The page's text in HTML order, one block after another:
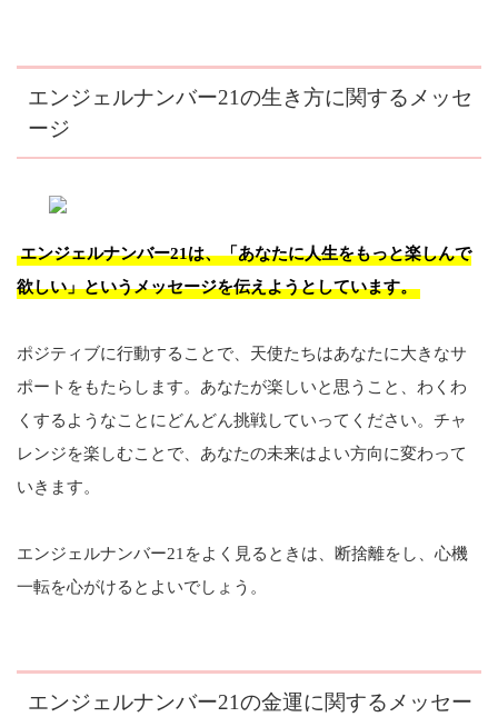
エンジェルナンバー21の生き方に関するメッセ
ージ
エンジェルナンバー21は、「あなたに人生をもっと楽しんで
欲しい」というメッセージを伝えようとしています。
ポジティブに行動することで、天使たちはあなたに大きなサ
ポートをもたらします。あなたが楽しいと思うこと、わくわ
くするようなことにどんどん挑戦していってください。チャ
レンジを楽しむことで、あなたの未来はよい方向に変わって
いきます。
エンジェルナンバー21をよく見るときは、断捨離をし、心機
一転を心がけるとよいでしょう。
エンジェルナンバー21の金運に関するメッセー